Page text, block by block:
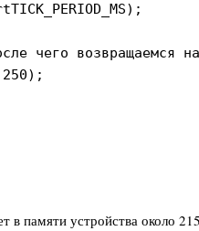
чего возвращаемся
в памяти устройства около